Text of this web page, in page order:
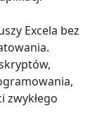
Excela bez
zwykłego